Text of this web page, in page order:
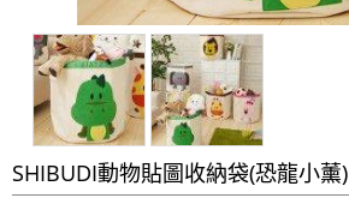
SHIBUDI動物貼圖收納袋(恐龍小薰)